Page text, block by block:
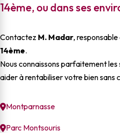
14ème, ou dans ses
Contactez M. Madar,
14ème.
Nous connaissons parfaitement
aider à rentabiliser votre bien sans
Montparnasse
Parc Montsouris